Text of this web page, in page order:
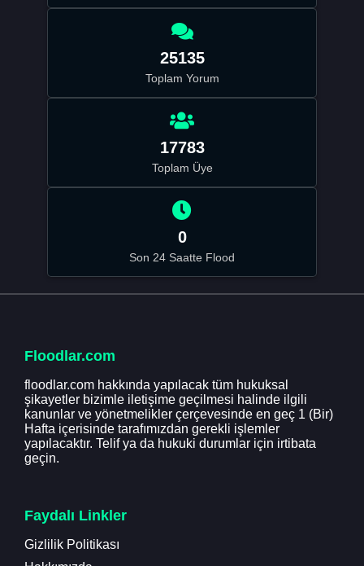
25135
Toplam Yorum
17783
Toplam Üye
0
Son 24 Saatte Flood
Floodlar.com
floodlar.com hakkında yapılacak tüm hukuksal
şikayetler bizimle iletişime geçilmesi halinde ilgili
kanunlar ve yönetmelikler çerçevesinde en geç 1 (Bir)
Hafta içerisinde tarafımızdan gerekli işlemler
yapılacaktır. Telif ya da hukuki durumlar için irtibata
geçin.
Faydalı Linkler
Gizlilik Politikası